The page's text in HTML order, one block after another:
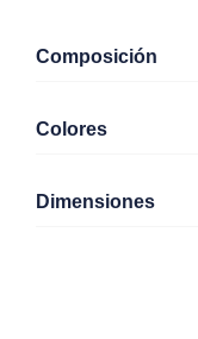
Composición
Colores
Dimensiones